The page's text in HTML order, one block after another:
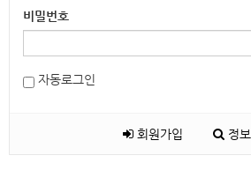
비밀번호
자동로그인
회원가입 정